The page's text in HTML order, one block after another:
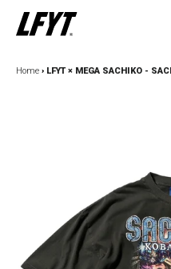
Home › LFYT × MEGA SACHIKO -